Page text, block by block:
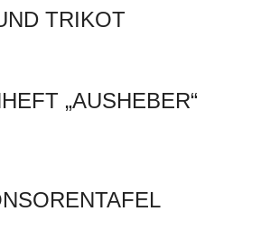
TRIKOT
„AUSHEBER“